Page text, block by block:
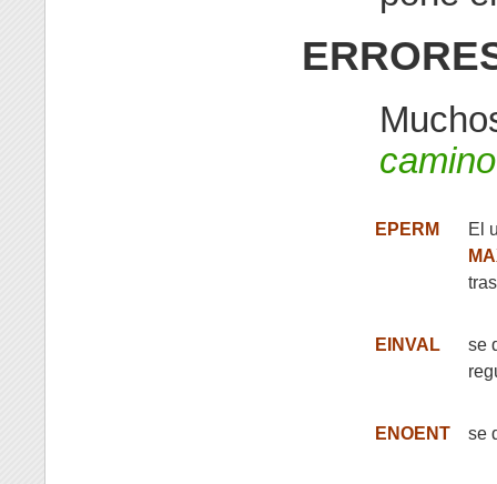
camino
EPERM
El
EINVAL
se
ENOENT se